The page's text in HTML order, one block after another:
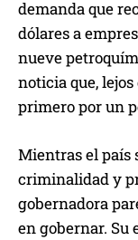
demanda que
dólares a
nueve
noticia que,
primero por un
Mientras el país
criminalidad y
gobernadora
en gobernar. Su